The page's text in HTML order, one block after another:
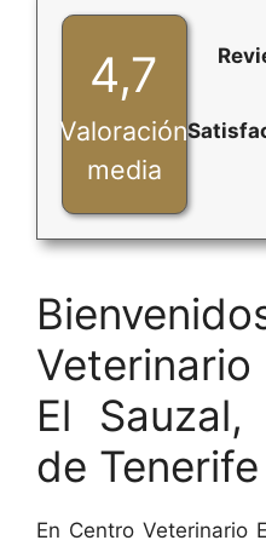
4,7
Valoración
media
El
de Tenerife
En Centro Veterinario